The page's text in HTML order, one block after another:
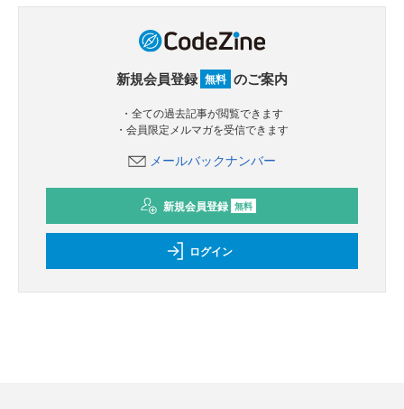
新規会員登録 無料 のご案内
・全ての過去記事が閲覧できます
・会員限定メルマガを受信できます
メールバックナンバー
新規会員登録 無料
ログイン